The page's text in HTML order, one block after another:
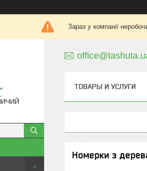
Зараз у компанії
ТОВАРЫ И УСЛУГИ
Номерки з